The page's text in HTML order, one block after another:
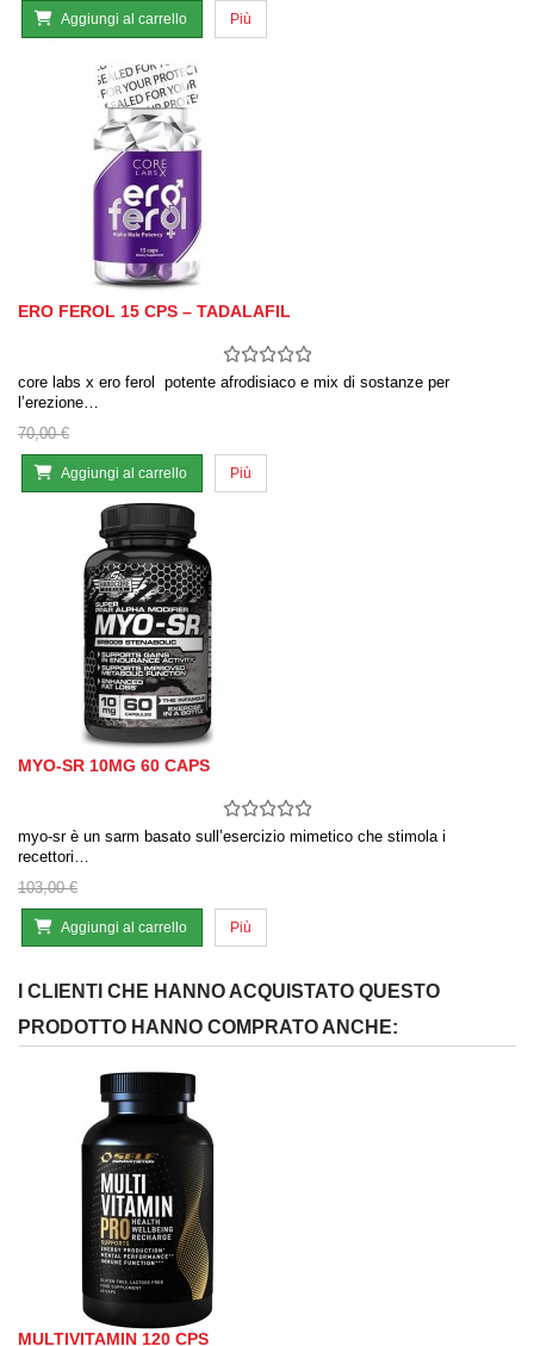
Aggiungi al carrello Più
ERO FEROL 15 CPS – TADALAFIL
core labs x ero ferol potente afrodisiaco e mix di sostanze per
l’erezione…
70,00 €
Aggiungi al carrello Più
MYO-SR 10MG 60 CAPS
myo-sr è un sarm basato sull’esercizio mimetico che stimola i
recettori…
103,00 €
Aggiungi al carrello Più
I CLIENTI CHE HANNO ACQUISTATO QUESTO
PRODOTTO HANNO COMPRATO ANCHE:
MULTIVITAMIN 120 CPS